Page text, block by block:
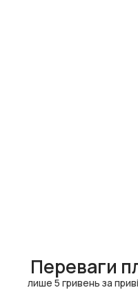
Переваги
лише 5 гривень за